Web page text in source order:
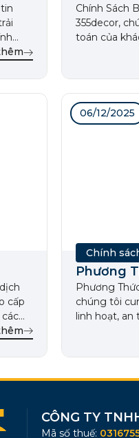
dụng
Chính Sách
355decor,
toán của
mua sắm
mật thông
cấp
06/12/2025
Chính
Phương
Phương
chúng tôi
linh hoạt, an
nghiệm
mua đèn
CÔNG TY
Mã số thuế: